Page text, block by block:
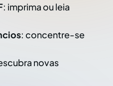
: imprima ou leia
: concentre-se
novas